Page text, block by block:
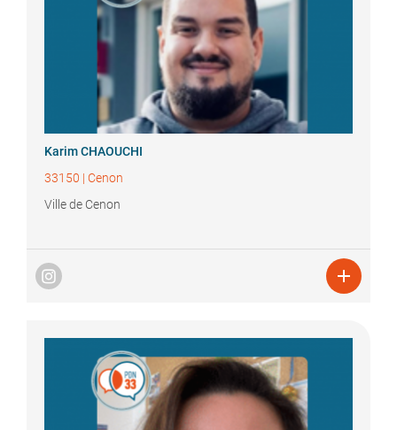
KarimCHAOUCHI
33150 | Cenon
Ville de Cenon
